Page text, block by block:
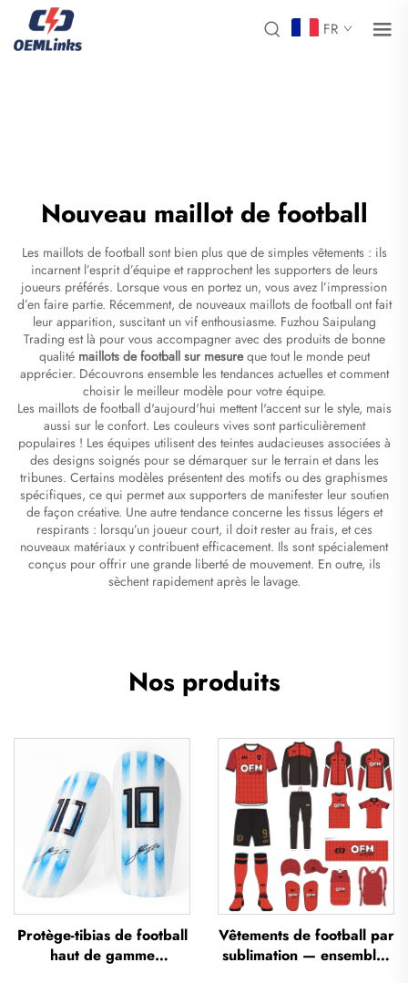
FR
Nouveau maillot de football
Les maillots de football sont bien plus que de simples vêtements : ils
incarnent l’esprit d’équipe et rapprochent les supporters de leurs
joueurs préférés. Lorsque vous en portez un, vous avez l’impression
d’en faire partie. Récemment, de nouveaux maillots de football ont fait
leur apparition, suscitant un vif enthousiasme. Fuzhou Saipulang
Trading est là pour vous accompagner avec des produits de bonne
qualité maillots de football sur mesureque tout le monde peut
apprécier. Découvrons ensemble les tendances actuelles et comment
choisir le meilleur modèle pour votre équipe.
Les maillots de football d'aujourd'hui mettent l'accent sur le style, mais
aussi sur le confort. Les couleurs vives sont particulièrement
populaires ! Les équipes utilisent des teintes audacieuses associées à
des designs soignés pour se démarquer sur le terrain et dans les
tribunes. Certains modèles présentent des motifs ou des graphismes
spécifiques, ce qui permet aux supporters de manifester leur soutien
de façon créative. Une autre tendance concerne les tissus légers et
respirants : lorsqu’un joueur court, il doit rester au frais, et ces
nouveaux matériaux y contribuent efficacement. Ils sont spécialement
conçus pour offrir une grande liberté de mouvement. En outre, ils
sèchent rapidement après le lavage.
Nos produits
Protège-tibias de football
haut de gamme
Vêtements de football par
sublimation — ensembles